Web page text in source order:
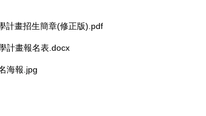
計畫招生簡章(修正版).pdf
計畫報名表.docx
海報.jpg